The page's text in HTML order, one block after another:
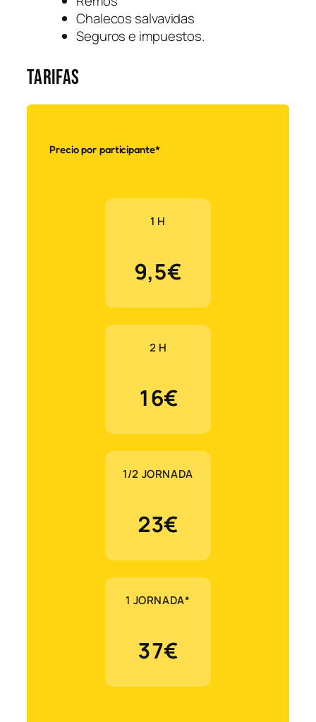
Chalecos salvavidas
Seguros e impuestos.
Tarifas
Precio por participante*
1 H
9,5€
2 H
16€
1/2 JORNADA
23€
1 JORNADA*
37€